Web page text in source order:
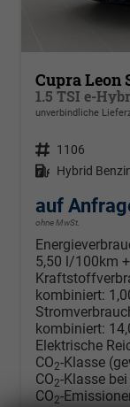
Cupra Leon
unverbindliche
Fahrzeugnr. 1106
Kraftstoff Hybrid
auf
ohne MwSt.
5,50 l/100km
kombiniert:
kombiniert:
Elektrische
CO2-Klasse
CO2-Klasse
CO2-